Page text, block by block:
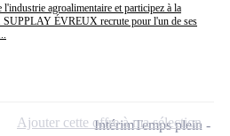
l'industrie agroalimentaire et participez à la
SUPPLAY ÉVREUX recrute pour l'un de ses
IntérimTemps plein
Ajouter cette offre à ma sélection